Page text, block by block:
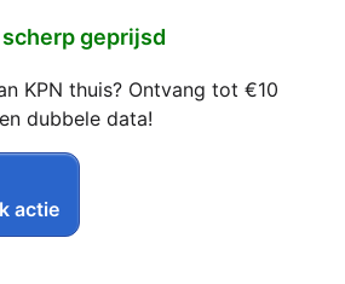
scherp geprijsd
KPN thuis? Ontvang tot €10
dubbele data!
actie